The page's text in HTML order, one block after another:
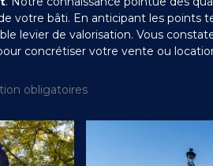
votre bâti. En anticipant les points
levier de valorisation. Vous
concrétiser votre vente ou
obligatoires